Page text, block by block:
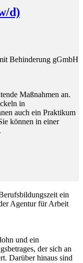
d)
Behinderung gGmbH
Maßnahmen an.
in
auch ein Praktikum
können in einer
ein
Agentur für Arbeit
und ein
der sich an
Darüber hinaus sind